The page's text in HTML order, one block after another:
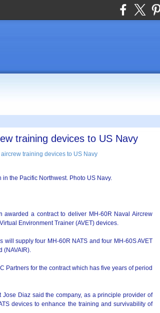
training devices to US Navy
the Pacific Northwest. Photo US Navy.
awarded a contract to deliver MH-60R Naval Aircrew
Environment Trainer (AVET) devices.
will supply four MH-60R NATS and four MH-60S AVET
(NAVAIR).
Partners for the contract which has five years of period
Diaz said the company, as a principle provider of
devices to enhance the training and survivability of